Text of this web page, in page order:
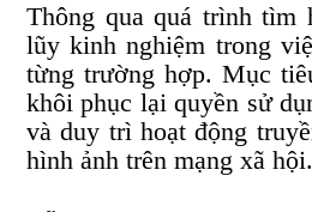
Thông qua quá trình
lũy kinh nghiệm trong
từng trường hợp. Mục
khôi phục lại quyền sử
và duy trì hoạt động
hình ảnh trên mạng xã hội.